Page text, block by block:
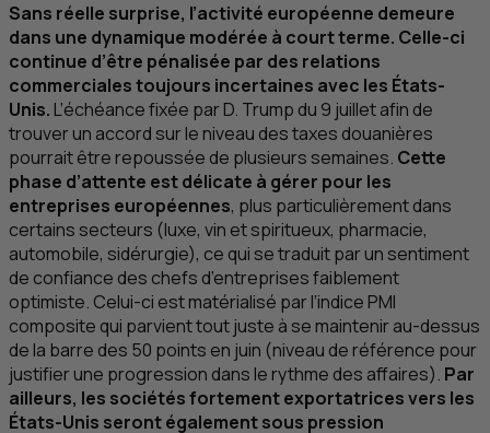
Sans réelle surprise, l’activité européenne demeure
dans une dynamique modérée à court terme. Celle-ci
continue d’être pénalisée par des relations
commerciales toujours incertaines avec les États-
Unis. L’échéance fixée par D. Trump du 9 juillet afin de
trouver un accord sur le niveau des taxes douanières
pourrait être repoussée de plusieurs semaines. Cette
phase d’attente est délicate à gérer pour les
entreprises européennes, plus particulièrement dans
certains secteurs (luxe, vin et spiritueux, pharmacie,
automobile, sidérurgie), ce qui se traduit par un sentiment
de confiance des chefs d’entreprises faiblement
optimiste. Celui-ci est matérialisé par l’indice PMI
composite qui parvient tout juste à se maintenir au-dessus
de la barre des 50 points en juin (niveau de référence pour
justifier une progression dans le rythme des affaires). Par
ailleurs, les sociétés fortement exportatrices vers les
États-Unis seront également sous pression